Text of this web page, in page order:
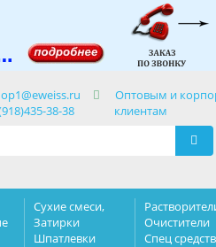
38-38
Оптовым и
клиентам
Сухие смеси,
Затирки
Шпатлевки
Очистители
Спец